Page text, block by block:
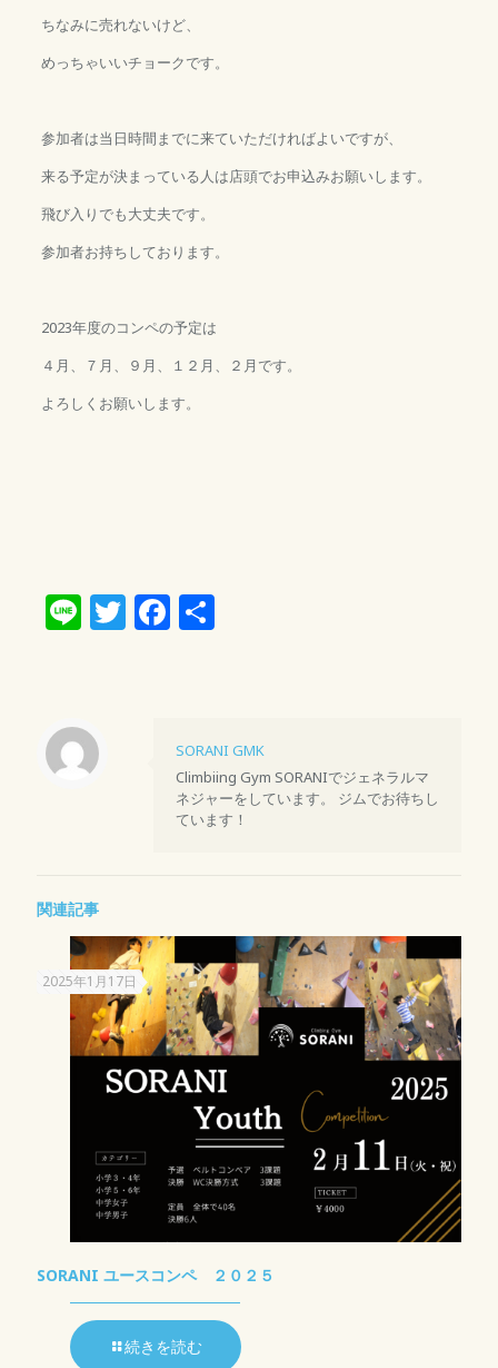
ちなみに売れないけど、
めっちゃいいチョークです。
参加者は当日時間までに来ていただければよいですが、
来る予定が決まっている人は店頭でお申込みお願いします。
飛び入りでも大丈夫です。
参加者お持ちしております。
2023年度のコンペの予定は
４月、７月、９月、１２月、２月です。
よろしくお願いします。
LineTwitter
Facebook
共
SORANI GMK
Climbiing Gym SORANIでジェネラルマ
ネジャーをしています。 ジムでお待ちし
ています！
関連記事
2025年1月17日
SORANI ユースコンペ ２０２５
続きを読む